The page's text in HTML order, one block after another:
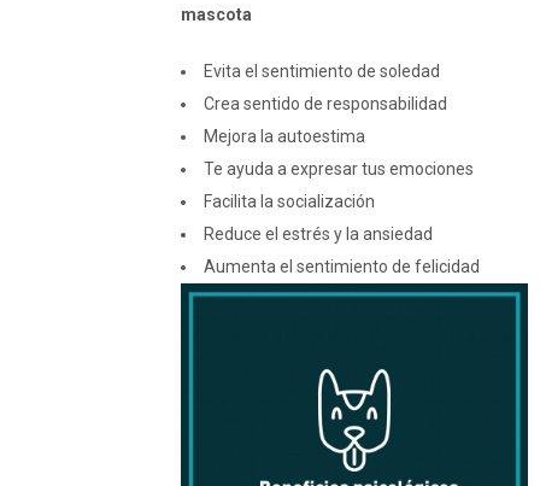
mascota
Evita el sentimiento de soledad
Crea sentido de responsabilidad
Mejora la autoestima
Te ayuda a expresar tus emociones
Facilita la socialización
Reduce el estrés y la ansiedad
Aumenta el sentimiento de felicidad